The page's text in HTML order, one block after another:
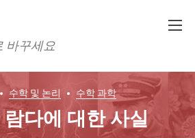
바꾸세요
수학 및 논리 수학 과학
다에 대한 사실